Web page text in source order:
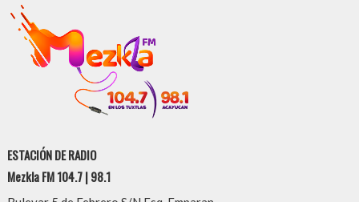
ESTACIÓN DE RADIO
Mezkla FM 104.7 | 98.1